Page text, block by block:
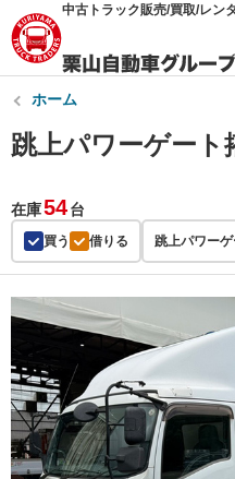
中古トラック販売/買取/レン
ホーム
跳上パワーゲート
在庫54台
買う 借りる 跳上パワー